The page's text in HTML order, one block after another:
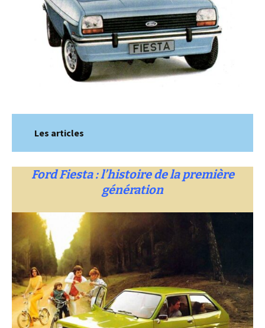
Les articles
Ford Fiesta : l’histoire de la première
génération